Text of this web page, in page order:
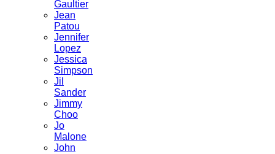
Gaultier
Jean
Patou
Jennifer
Lopez
Jessica
Simpson
Jil
Sander
Jimmy
Choo
Jo
Malone
John